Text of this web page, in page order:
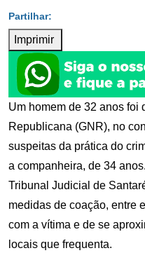
Imprimir
Um homem de 32 anos foi
Republicana (GNR), no
suspeitas da prática do
a companheira, de 34
Tribunal Judicial de
medidas de coação, entre
com a vítima e de se
locais que frequenta.